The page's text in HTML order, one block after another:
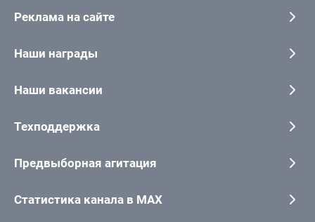
Реклама на сайте
Наши награды
Наши вакансии
Техподдержка
Предвыборная агитация
Статистика канала в MAX